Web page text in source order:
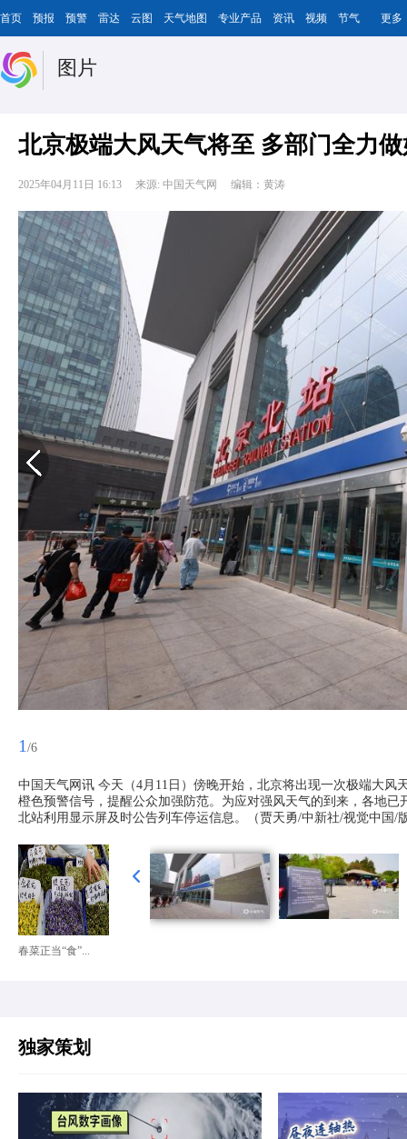
首页 预报 预警 雷达 云图 天气地图 专业产品 资讯 视频 节气 更多
图片
北京极端大风天气将至 多部门全力
2025年04月11日 16:13 来源: 中国天气网 编辑：黄涛
1 /6
中国天气网讯 今天（4月11日）傍晚开始，北京将出现一次极端大
橙色预警信号，提醒公众加强防范。为应对强风天气的到来，各地
北站利用显示屏及时公告列车停运信息。（贾天勇/中新社/视觉中国/
春菜正当“食”...
独家策划